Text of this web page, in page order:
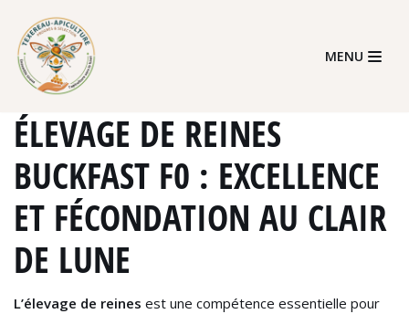
Skip
to
content
MENU
ÉLEVAGE DE REINES
BUCKFAST F0 : EXCELLENCE
ET FÉCONDATION AU CLAIR
DE LUNE
L’élevage de reines est une compétence essentielle pour